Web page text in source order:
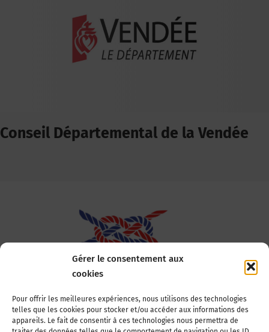
Gérer le consentement aux
cookies
Pour offrir les meilleures expériences, nous utilisons des technologies
telles que les cookies pour stocker et/ou accéder aux informations des
appareils. Le fait de consentir à ces technologies nous permettra de
Conseil Départemental de la Vendée
Association Nationale des Elus des Littoraux
22, boulevard de la Tour-Maubourg
75007 Paris